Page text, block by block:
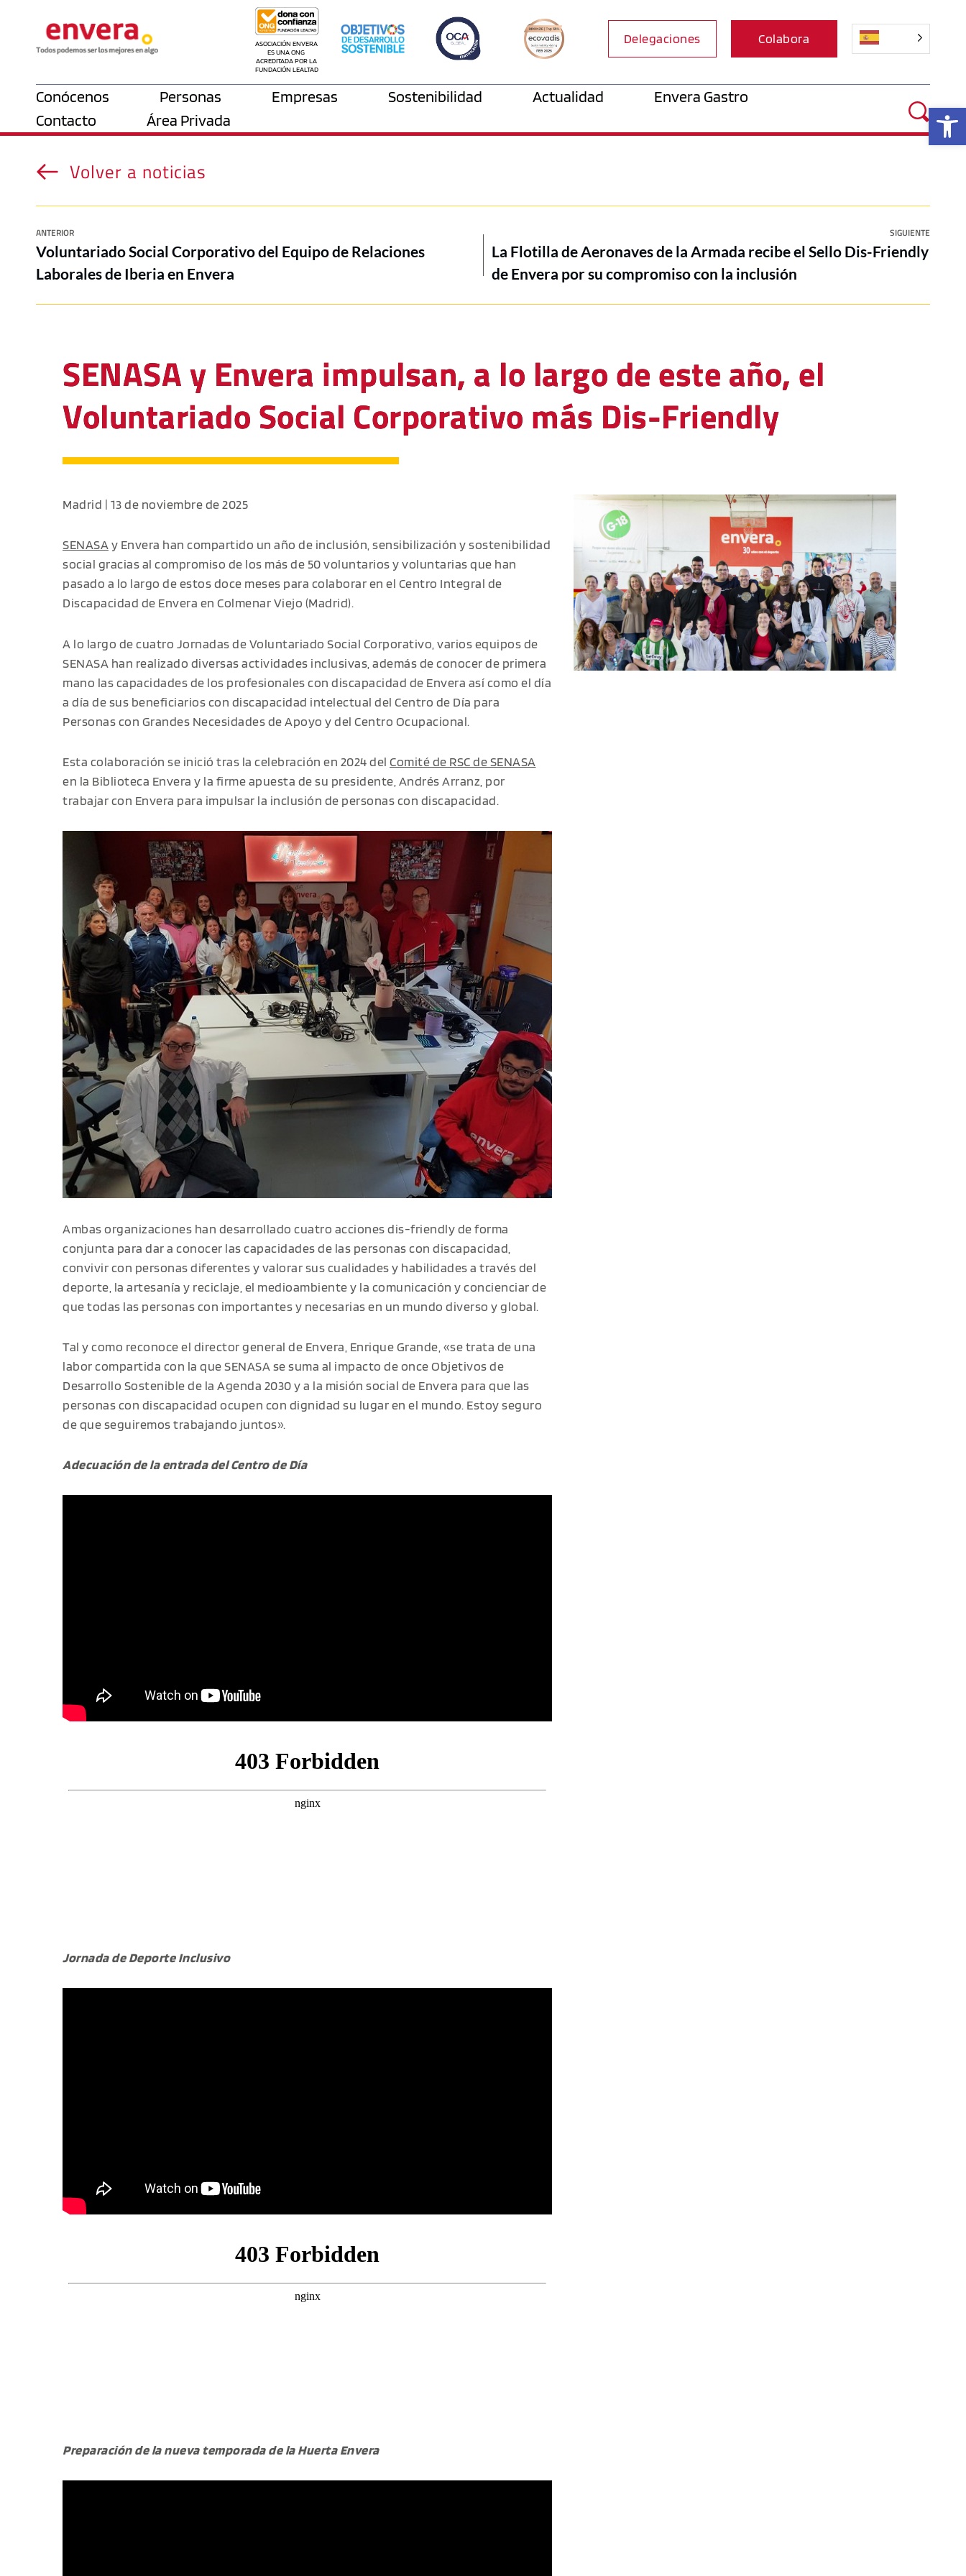
ASOCIACIÓN ENVERA
ES UNA ONG
ACREDITADA POR LA
FUNDACIÓN LEALTAD
Delegaciones Colabora
Conócenos Personas Empresas Sostenibilidad Actualidad
Envera Gastro
Contacto
Área Privada
Volver a noticias
ANTERIOR SIGUIENTE
Voluntariado Social Corporativo del Equipo de Relaciones
Laborales de Iberia en Envera
La Flotilla de Aeronaves de la Armada recibe el Sello Dis-Friendly
de Envera por su compromiso con la inclusión
SENASA y Envera impulsan, a lo largo de este año, el
Voluntariado Social Corporativo más Dis-Friendly
Madrid | 13 de noviembre de 2025
SENASAy Envera han compartido un año de inclusión, sensibilización y sostenibilidad
social gracias al compromiso de los más de 50 voluntarios y voluntarias que han
pasado a lo largo de estos doce meses para colaborar en el Centro Integral de
Discapacidad de Envera en Colmenar Viejo (Madrid).
A lo largo de cuatro Jornadas de Voluntariado Social Corporativo, varios equipos de
SENASA han realizado diversas actividades inclusivas, además de conocer de primera
mano las capacidades de los profesionales con discapacidad de Envera así como el día
a día de sus beneficiarios con discapacidad intelectual del Centro de Día para
Personas con Grandes Necesidades de Apoyo y del Centro Ocupacional.
Esta colaboración se inició tras la celebración en 2024 del Comité de RSC de SENASA
en la Biblioteca Envera y la firme apuesta de su presidente, Andrés Arranz, por
trabajar con Envera para impulsar la inclusión de personas con discapacidad.
Ambas organizaciones han desarrollado cuatro acciones dis-friendly de forma
conjunta para dar a conocer las capacidades de las personas con discapacidad,
convivir con personas diferentes y valorar sus cualidades y habilidades a través del
deporte, la artesanía y reciclaje, el medioambiente y la comunicación y concienciar de
que todas las personas con importantes y necesarias en un mundo diverso y global.
Tal y como reconoce el director general de Envera, Enrique Grande, «se trata de una
labor compartida con la que SENASA se suma al impacto de once Objetivos de
Desarrollo Sostenible de la Agenda 2030 y a la misión social de Envera para que las
personas con discapacidad ocupen con dignidad su lugar en el mundo. Estoy seguro
de que seguiremos trabajando juntos».
Adecuación de la entrada del Centro de Día
Jornada de Deporte Inclusivo
Preparación de la nueva temporada de la Huerta Envera